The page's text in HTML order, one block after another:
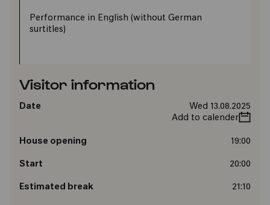
Performance in English (without German
surtitles)
Visitor information
Date
Wed 13.08.2025
Add to calender
House opening 19:00
Start 20:00
Estimated break 21:10